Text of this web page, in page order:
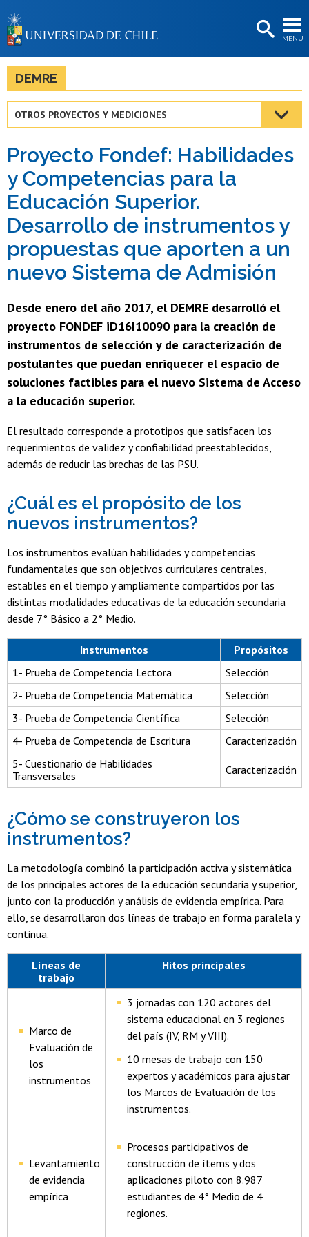
MENÚ
BIBLIOTECAS
Estudiantes
Académicas/os
Funcionarias/os
Egresadas/os
DEMRE
OTROS PROYECTOS Y MEDICIONES
Proyecto Fondef: Habilidades
y Competencias para la
Educación Superior.
Desarrollo de instrumentos y
propuestas que aporten a un
nuevo Sistema de Admisión
Desde enero del año 2017, el DEMRE desarrolló el
proyecto FONDEF iD16I10090 para la creación de
instrumentos de selección y de caracterización de
postulantes que puedan enriquecer el espacio de
soluciones factibles para el nuevo Sistema de Acceso
a la educación superior.
El resultado corresponde a prototipos que satisfacen los
requerimientos de validez y confiabilidad preestablecidos,
además de reducir las brechas de las PSU.
¿Cuál es el propósito de los
nuevos instrumentos?
Los instrumentos evalúan habilidades y competencias
fundamentales que son objetivos curriculares centrales,
estables en el tiempo y ampliamente compartidos por las
distintas modalidades educativas de la educación secundaria
desde 7° Básico a 2° Medio.
Instrumentos
Propósitos
1- Prueba de Competencia Lectora
Selección
2- Prueba de Competencia Matemática
Selección
3- Prueba de Competencia Científica
Selección
4- Prueba de Competencia de Escritura
Caracterización
5- Cuestionario de Habilidades
Transversales
Caracterización
¿Cómo se construyeron los
instrumentos?
La metodología combinó la participación activa y sistemática
de los principales actores de la educación secundaria y superior,
junto con la producción y análisis de evidencia empírica. Para
ello, se desarrollaron dos líneas de trabajo en forma paralela y
continua.
Líneas de
trabajo
Hitos principales
Marco de
Evaluación de
los
instrumentos
3 jornadas con 120 actores del
sistema educacional en 3 regiones
del país (IV, RM y VIII).
10 mesas de trabajo con 150
expertos y académicos para ajustar
los Marcos de Evaluación de los
instrumentos.
Levantamiento
de evidencia
empírica
Procesos participativos de
construcción de ítems y dos
aplicaciones piloto con 8.987
estudiantes de 4° Medio de 4
regiones.